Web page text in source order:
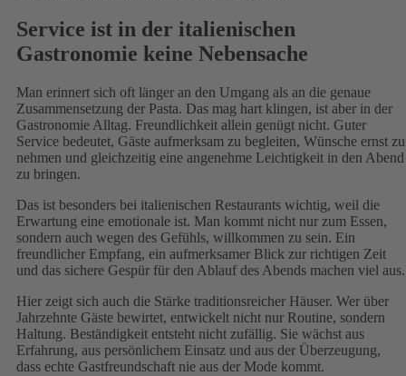
Service ist in der italienischen
Gastronomie keine Nebensache
Man erinnert sich oft länger an den Umgang als an die genaue
Zusammensetzung der Pasta. Das mag hart klingen, ist aber in der
Gastronomie Alltag. Freundlichkeit allein genügt nicht. Guter
Service bedeutet, Gäste aufmerksam zu begleiten, Wünsche ernst zu
nehmen und gleichzeitig eine angenehme Leichtigkeit in den Abend
zu bringen.
Das ist besonders bei italienischen Restaurants wichtig, weil die
Erwartung eine emotionale ist. Man kommt nicht nur zum Essen,
sondern auch wegen des Gefühls, willkommen zu sein. Ein
freundlicher Empfang, ein aufmerksamer Blick zur richtigen Zeit
und das sichere Gespür für den Ablauf des Abends machen viel aus.
Hier zeigt sich auch die Stärke traditionsreicher Häuser. Wer über
Jahrzehnte Gäste bewirtet, entwickelt nicht nur Routine, sondern
Haltung. Beständigkeit entsteht nicht zufällig. Sie wächst aus
Erfahrung, aus persönlichem Einsatz und aus der Überzeugung,
dass echte Gastfreundschaft nie aus der Mode kommt.